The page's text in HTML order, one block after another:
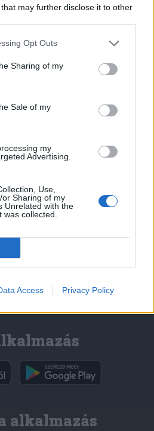
that may further disclose it to other
Opt Outs
Sharing of my
Sale of my
my
Advertising.
Use,
Sharing of my
Unrelated with the
collected.
Access Privacy Policy
archívuma
archívuma
alkalmazás